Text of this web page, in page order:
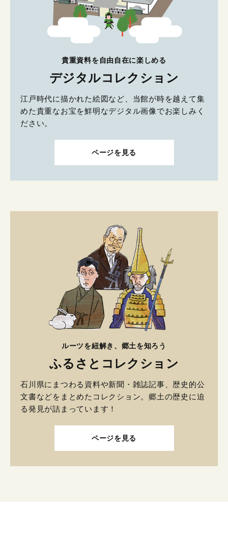
貴重資料を自由自在に楽しめる
デジタルコレクション
江戸時代に描かれた絵図など、当館が時を越えて集
めた貴重なお宝を鮮明なデジタル画像でお楽しみく
ださい。
ページを見る
ルーツを紐解き、郷土を知ろう
ふるさとコレクション
石川県にまつわる資料や新聞・雑誌記事、歴史的公
文書などをまとめたコレクション。郷土の歴史に迫
る発見が詰まっています！
ページを見る